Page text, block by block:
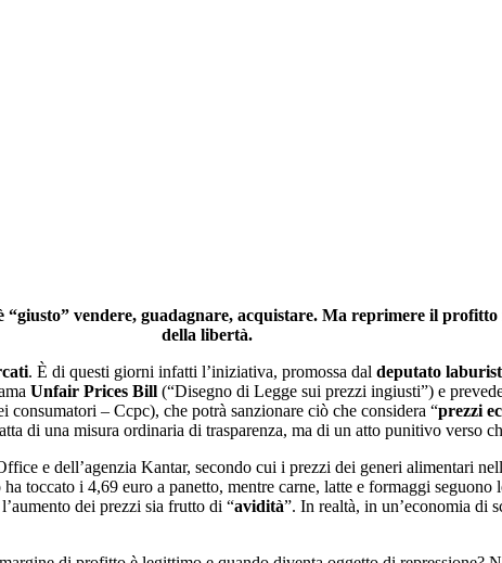
vendere, guadagnare, acquistare. Ma reprimere il
della libertà.
. È di questi giorni infatti l’iniziativa, promossa dal deputato
Unfair Prices Bill (“Disegno di Legge sui prezzi ingiusti”) e
– Ccpc), che potrà sanzionare ciò che considera “prezzi
di una misura ordinaria di trasparenza, ma di un atto punitivo verso
e dell’agenzia Kantar, secondo cui i prezzi dei generi alimentari
toccato i 4,69 euro a panetto, mentre carne, latte e formaggi
dei prezzi sia frutto di “avidità”. In realtà, in un’economia di